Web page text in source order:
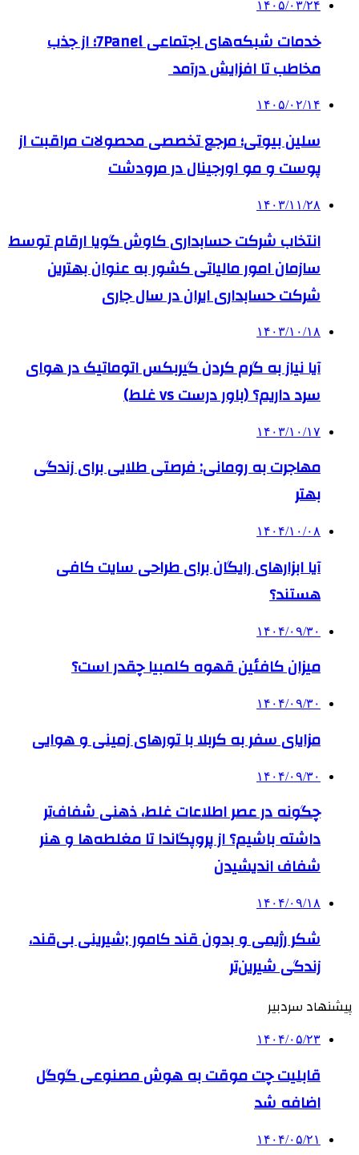
۱۴۰۵/۰۳/۲۴
خدمات شبکه‌های اجتماعی 7Panel؛ از جذب
مخاطب تا افزایش درآمد
۱۴۰۵/۰۲/۱۴
سلین بیوتی؛ مرجع تخصصی محصولات مراقبت از
پوست و مو اورجینال در مرودشت
۱۴۰۳/۱۱/۲۸
انتخاب شرکت حسابداری کاوش گویا ارقام توسط
سازمان امور مالیاتی کشور به عنوان بهترین
شرکت حسابداری ایران در سال جاری
۱۴۰۳/۱۰/۱۸
آیا نیاز به گرم کردن گیربکس اتوماتیک در هوای
سرد داریم؟ (باور درست vs غلط)
۱۴۰۳/۱۰/۱۷
مهاجرت به رومانی: فرصتی طلایی برای زندگی
بهتر
۱۴۰۴/۱۰/۰۸
آیا ابزارهای رایگان برای طراحی سایت کافی
هستند؟
۱۴۰۴/۰۹/۳۰
میزان کافئین قهوه کلمبیا چقدر است؟
۱۴۰۴/۰۹/۳۰
مزایای سفر به کربلا با تورهای زمینی و هوایی
۱۴۰۴/۰۹/۳۰
چگونه در عصر اطلاعات غلط، ذهنی شفاف‌تر
داشته باشیم؟ از پروپگاندا تا مغلطه‌ها و هنر
شفاف اندیشیدن
۱۴۰۴/۰۹/۱۸
شکر رژیمی و بدون قند کامور ;شیرینی بی‌قند،
زندگی شیرین‌تر
پیشنهاد سردبیر
۱۴۰۴/۰۵/۲۳
قابلیت چت موقت به هوش مصنوعی گوگل
اضافه شد
۱۴۰۴/۰۵/۲۱